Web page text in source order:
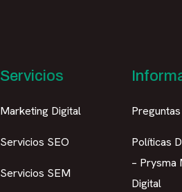
Servicios
Marketing Digital
Servicios SEO
Servicios SEM
Políticas
– Prysma
Digital